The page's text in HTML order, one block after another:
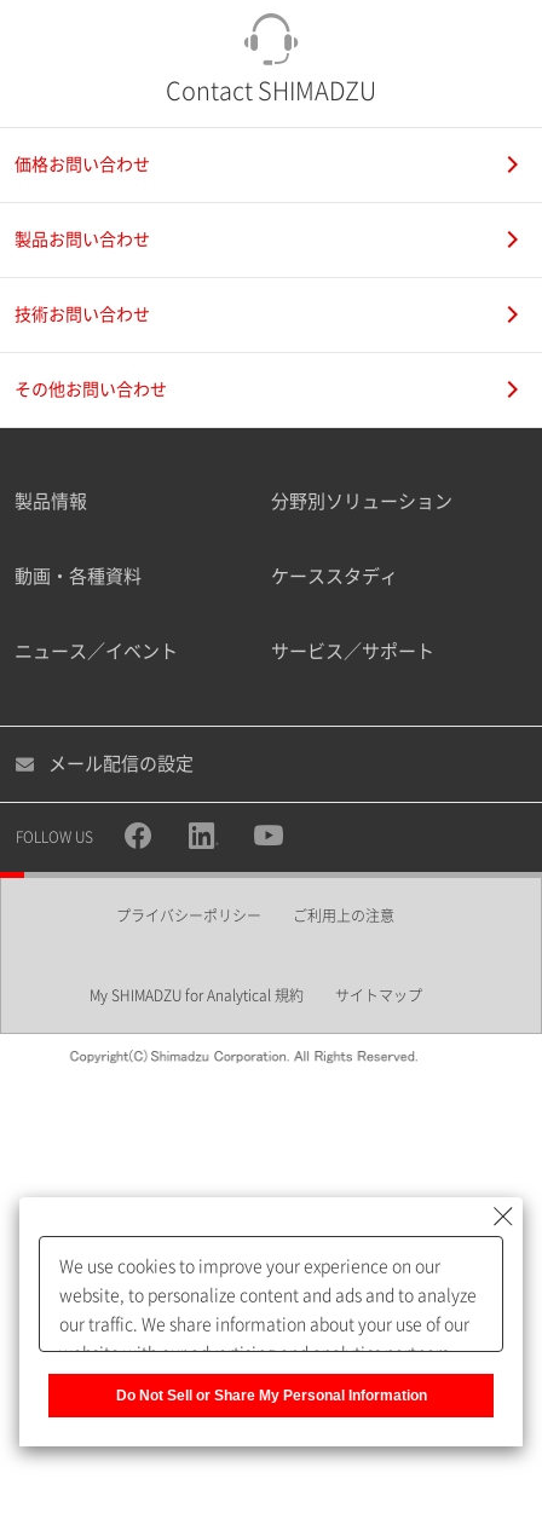
ご勤務先
職種
所属部署
めします。
My SHIMADZU for Analyticalへ登録いただくと、技術情報や
取扱説明書・Webinarなどの閲覧ができます。
うになります。
Contact SHIMADZU
価格お問い合わせ
製品お問い合わせ
技術お問い合わせ
その他お問い合わせ
製品情報 分野別ソリューション
動画・各種資料 ケーススタディ
ニュース／イベント サービス／サポート
メール配信の設定
FOLLOW US
プライバシーポリシー ご利用上の注意
My SHIMADZU for Analytical 規約 サイトマップ
We use cookies to improve your experience on our
website, to personalize content and ads and to analyze
our traffic. We share information about your use of our
website with our advertising and analytics partners,
Do Not Sell or Share My Personal Information